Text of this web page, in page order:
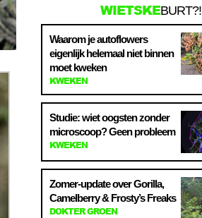
WIETSKEBURT?!
Waarom je autoflowers
eigenlijk helemaal niet binnen
moet kweken
KWEKEN
Studie: wiet oogsten zonder
microscoop? Geen probleem
KWEKEN
Zomer-update over Gorilla,
Camelberry & Frosty’s Freaks
DOKTER GROEN